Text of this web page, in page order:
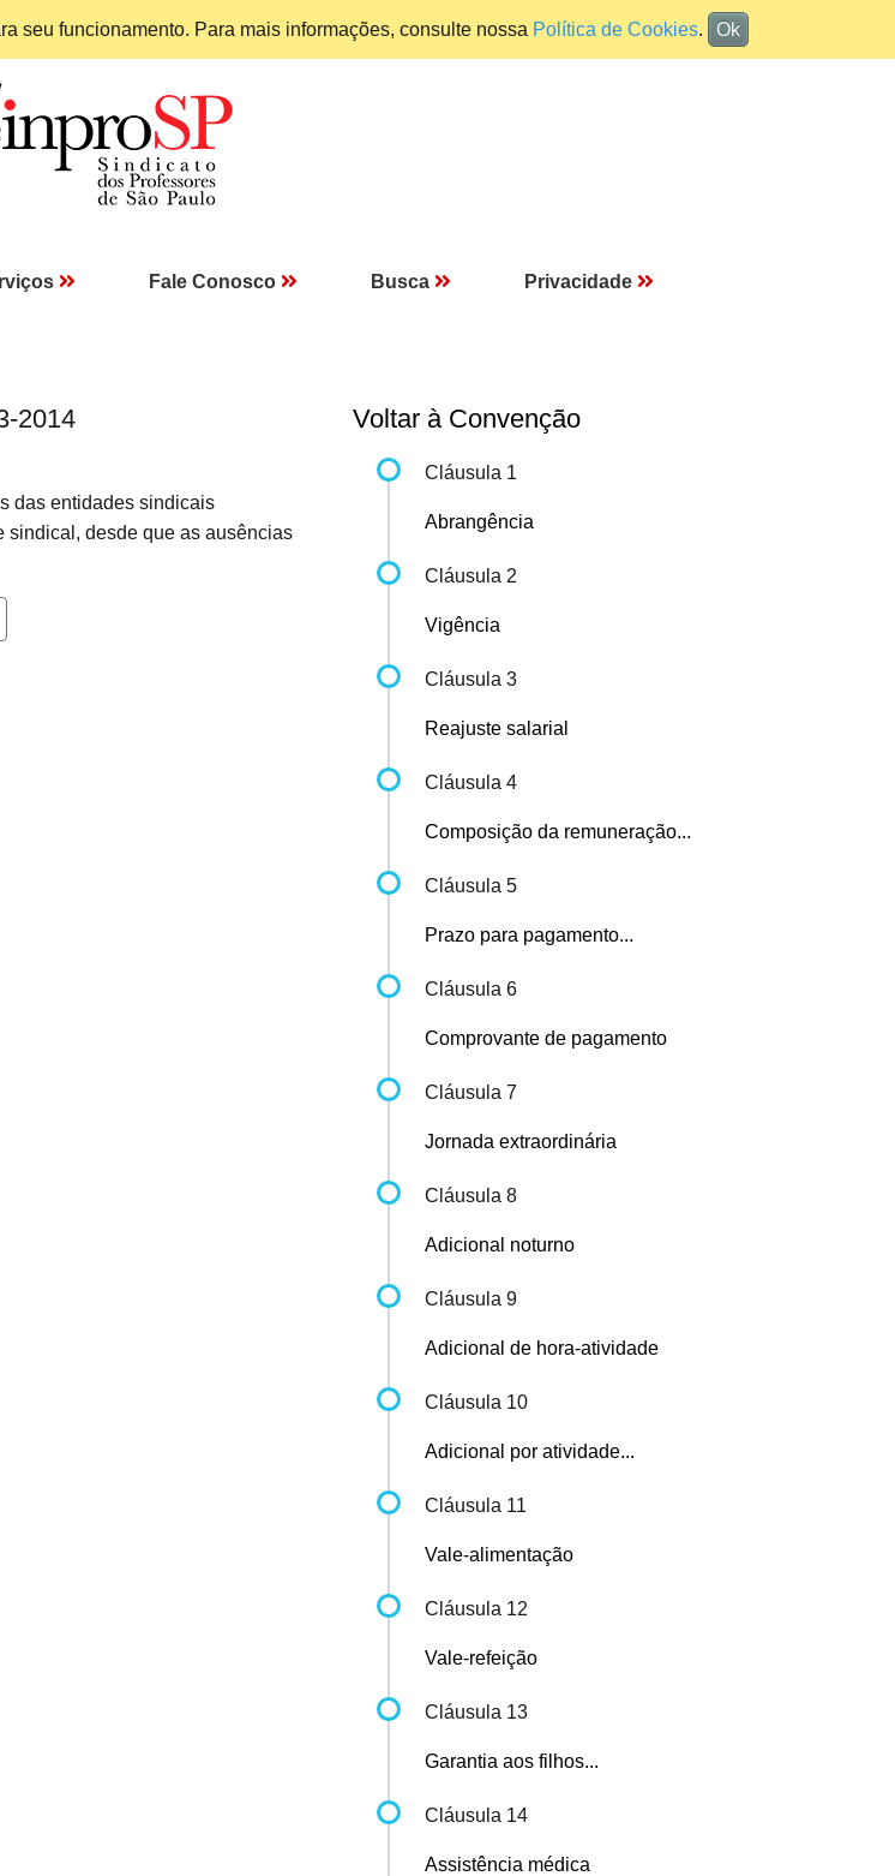
seu funcionamento. Para mais informações, consulte nossa Política de Cookies. Ok
Fale Conosco Busca Privacidade
2014
das entidades sindicais
sindical, desde que as ausências
Voltar à Convenção
Cláusula 1
Abrangência
Cláusula 2
Vigência
Cláusula 3
Reajuste salarial
Cláusula 4
Composição da remuneração...
Cláusula 5
Prazo para pagamento...
Cláusula 6
Comprovante de pagamento
Cláusula 7
Jornada extraordinária
Cláusula 8
Adicional noturno
Cláusula 9
Adicional de hora-atividade
Cláusula 10
Adicional por atividade...
Cláusula 11
Vale-alimentação
Cláusula 12
Vale-refeição
Cláusula 13
Garantia aos filhos...
Cláusula 14
Assistência médica